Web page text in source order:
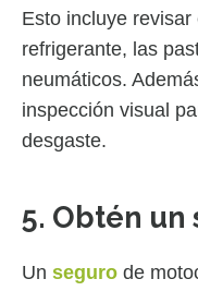
Esto incluye
refrigerante, las
neumáticos.
inspección visual
desgaste.
5. Obtén un
Un seguro de